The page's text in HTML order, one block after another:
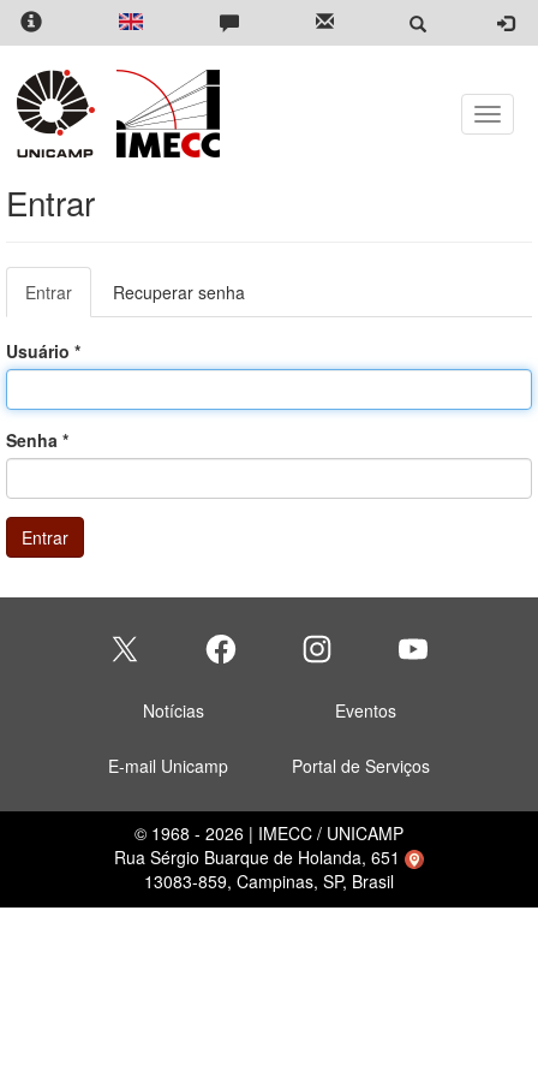
Pular
para
conteúdo
principal
Toggle
Entrar
Abas
primárias
Entrar
ativa)
Recuperar senha
Usuário *
Senha *
Entrar
Notícias Eventos
E-mail Unicamp Portal de Serviços
© 1968 - 2026 | IMECC / UNICAMP
Rua Sérgio Buarque de Holanda, 651
13083-859, Campinas, SP, Brasil